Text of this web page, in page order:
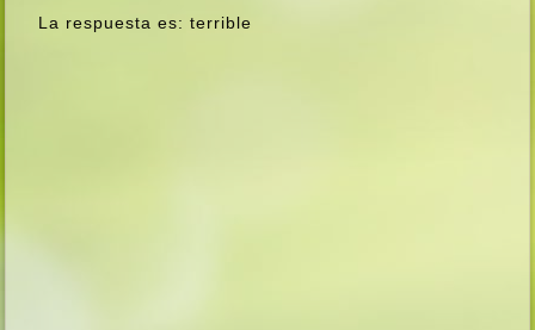
La respuesta es: terrible